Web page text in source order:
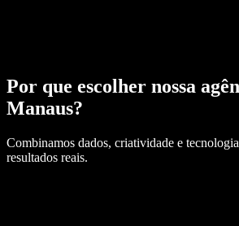
Por que escolher nossa
Manaus?
Combinamos dados, criatividade e
resultados reais.